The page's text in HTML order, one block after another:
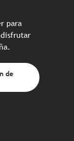
para
de